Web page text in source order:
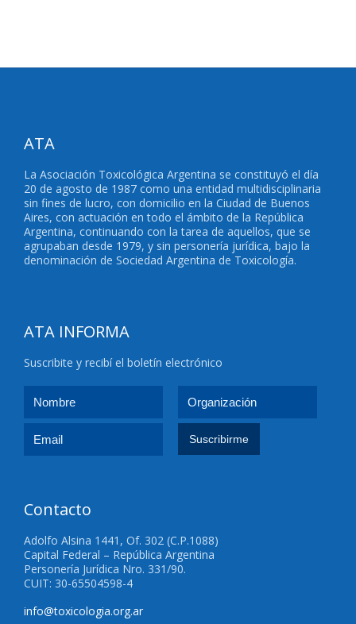
ATA
La Asociación Toxicológica Argentina se constituyó el día
20 de agosto de 1987 como una entidad multidisciplinaria
sin fines de lucro, con domicilio en la Ciudad de Buenos
Aires, con actuación en todo el ámbito de la República
Argentina, continuando con la tarea de aquellos, que se
agrupaban desde 1979, y sin personería jurídica, bajo la
denominación de Sociedad Argentina de Toxicología.
ATA INFORMA
Suscribite y recibí el boletín electrónico
Contacto
Adolfo Alsina 1441, Of. 302 (C.P.1088)
Capital Federal – República Argentina
Personería Jurídica Nro. 331/90.
CUIT: 30-65504598-4
info@toxicologia.org.ar